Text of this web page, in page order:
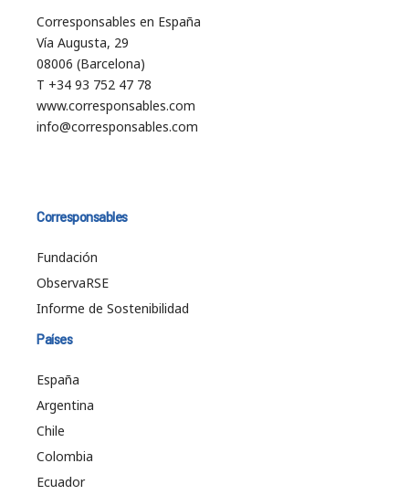
Corresponsables en España
Vía Augusta, 29
08006 (Barcelona)
T +34 93 752 47 78
www.corresponsables.com
info@corresponsables.com
Corresponsables
Fundación
ObservaRSE
Informe de Sostenibilidad
Países
España
Argentina
Chile
Colombia
Ecuador